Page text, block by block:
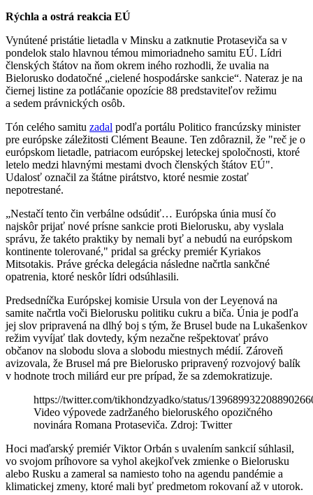
Rýchla a ostrá reakcia EÚ
Vynútené pristátie lietadla v Minsku a zatknutie Protaseviča sa v
pondelok stalo hlavnou témou mimoriadneho samitu EÚ. Lídri
členských štátov na ňom okrem iného rozhodli, že uvalia na
Bielorusko dodatočné „cielené hospodárske sankcie“. Nateraz je na
čiernej listine za potláčanie opozície 88 predstaviteľov režimu
a sedem právnických osôb.
Tón celého samitu zadal podľa portálu Politico francúzsky minister
pre európske záležitosti Clément Beaune. Ten zdôraznil, že "reč je o
európskom lietadle, patriacom európskej leteckej spoločnosti, ktoré
letelo medzi hlavnými mestami dvoch členských štátov EÚ".
Udalosť označil za štátne pirátstvo, ktoré nesmie zostať
nepotrestané.
„Nestačí tento čin verbálne odsúdiť… Európska únia musí čo
najskôr prijať nové prísne sankcie proti Bielorusku, aby vyslala
správu, že takéto praktiky by nemali byť a nebudú na európskom
kontinente tolerované," pridal sa grécky premiér Kyriakos
Mitsotakis. Práve grécka delegácia následne načrtla sankčné
opatrenia, ktoré neskôr lídri odsúhlasili.
Predsedníčka Európskej komisie Ursula von der Leyenová na
samite načrtla voči Bielorusku politiku cukru a biča. Únia je podľa
jej slov pripravená na dlhý boj s tým, že Brusel bude na Lukašenkov
režim vyvíjať tlak dovtedy, kým nezačne rešpektovať právo
občanov na slobodu slova a slobodu miestnych médií. Zároveň
avizovala, že Brusel má pre Bielorusko pripravený rozvojový balík
v hodnote troch miliárd eur pre prípad, že sa zdemokratizuje.
https://twitter.com/tikhondzyadko/status/
Video výpovede zadržaného bieloruského opozičného
novinára Romana Protaseviča. Zdroj: Twitter
Hoci maďarský premiér Viktor Orbán s uvalením sankcií súhlasil,
vo svojom príhovore sa vyhol akejkoľvek zmienke o Bielorusku
alebo Rusku a zameral sa namiesto toho na agendu pandémie a
klimatickej zmeny, ktoré mali byť predmetom rokovaní až v utorok.